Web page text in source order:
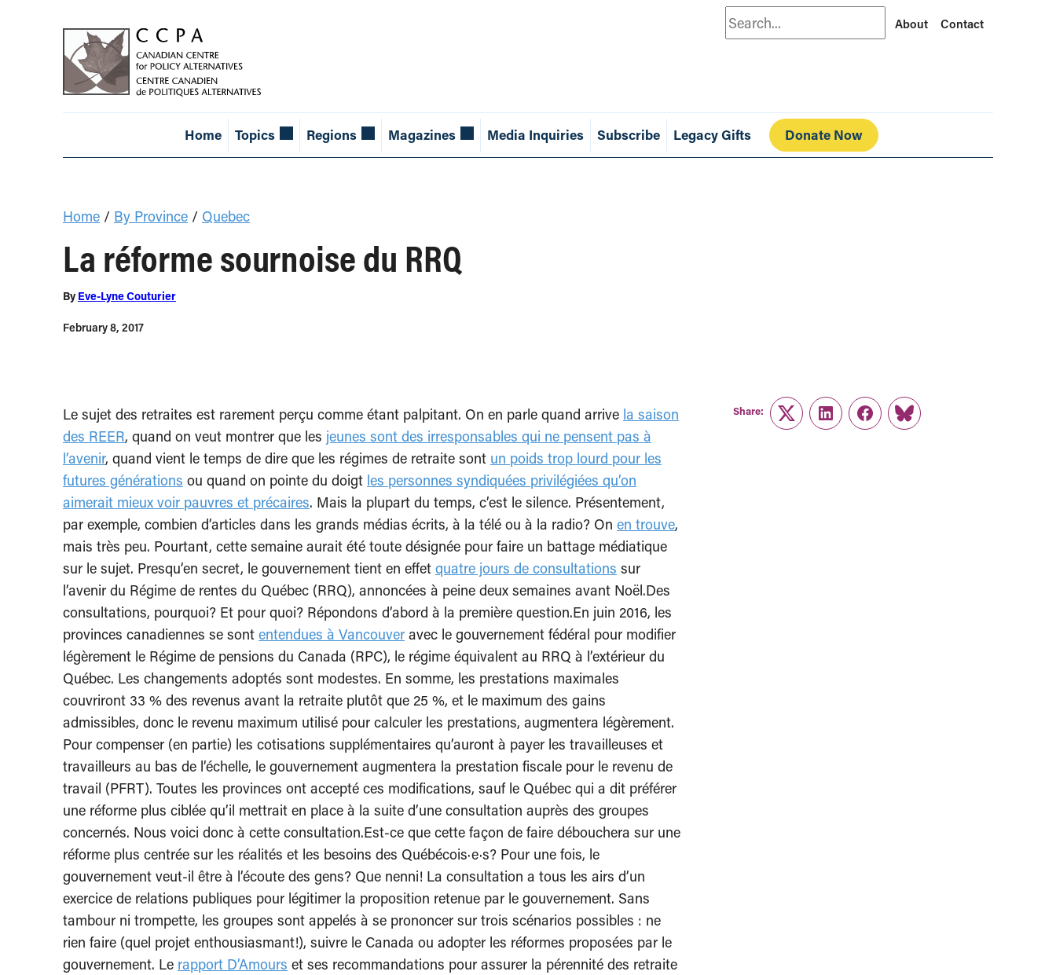
Search About Contact
Home Topics Regions Magazines Media Inquiries Subscribe Legacy Gifts Donate Now
Home / By Province / Quebec
La réforme sournoise du RRQ
By Eve-Lyne Couturier
February 8, 2017
Le sujet des retraites est rarement perçu comme étant palpitant. On en parle quand arrive la saison
des REER, quand on veut montrer que les jeunes sont des irresponsables qui ne pensent pas à
l’avenir, quand vient le temps de dire que les régimes de retraite sont un poids trop lourd pour les
futures générations ou quand on pointe du doigt les personnes syndiquées privilégiées qu’on
aimerait mieux voir pauvres et précaires. Mais la plupart du temps, c’est le silence. Présentement,
par exemple, combien d’articles dans les grands médias écrits, à la télé ou à la radio? On en trouve,
mais très peu. Pourtant, cette semaine aurait été toute désignée pour faire un battage médiatique
sur le sujet. Presqu’en secret, le gouvernement tient en effet quatre jours de consultations sur
l’avenir du Régime de rentes du Québec (RRQ), annoncées à peine deux semaines avant Noël.Des
consultations, pourquoi? Et pour quoi? Répondons d’abord à la première question.En juin 2016, les
provinces canadiennes se sont entendues à Vancouver avec le gouvernement fédéral pour modifier
légèrement le Régime de pensions du Canada (RPC), le régime équivalent au RRQ à l’extérieur du
Québec. Les changements adoptés sont modestes. En somme, les prestations maximales
couvriront 33 % des revenus avant la retraite plutôt que 25 %, et le maximum des gains
admissibles, donc le revenu maximum utilisé pour calculer les prestations, augmentera légèrement.
Pour compenser (en partie) les cotisations supplémentaires qu’auront à payer les travailleuses et
travailleurs au bas de l’échelle, le gouvernement augmentera la prestation fiscale pour le revenu de
travail (PFRT). Toutes les provinces ont accepté ces modifications, sauf le Québec qui a dit préférer
une réforme plus ciblée qu’il mettrait en place à la suite d’une consultation auprès des groupes
concernés. Nous voici donc à cette consultation.Est-ce que cette façon de faire débouchera sur une
réforme plus centrée sur les réalités et les besoins des Québécois·e·s? Pour une fois, le
gouvernement veut-il être à l’écoute des gens? Que nenni! La consultation a tous les airs d’un
exercice de relations publiques pour légitimer la proposition retenue par le gouvernement. Sans
tambour ni trompette, les groupes sont appelés à se prononcer sur trois scénarios possibles : ne
rien faire (quel projet enthousiasmant!), suivre le Canada ou adopter les réformes proposées par le
gouvernement. Le rapport D’Amours et ses recommandations pour assurer la pérennité des retraite
Share:
TwitterLinkedInFacebook
Link